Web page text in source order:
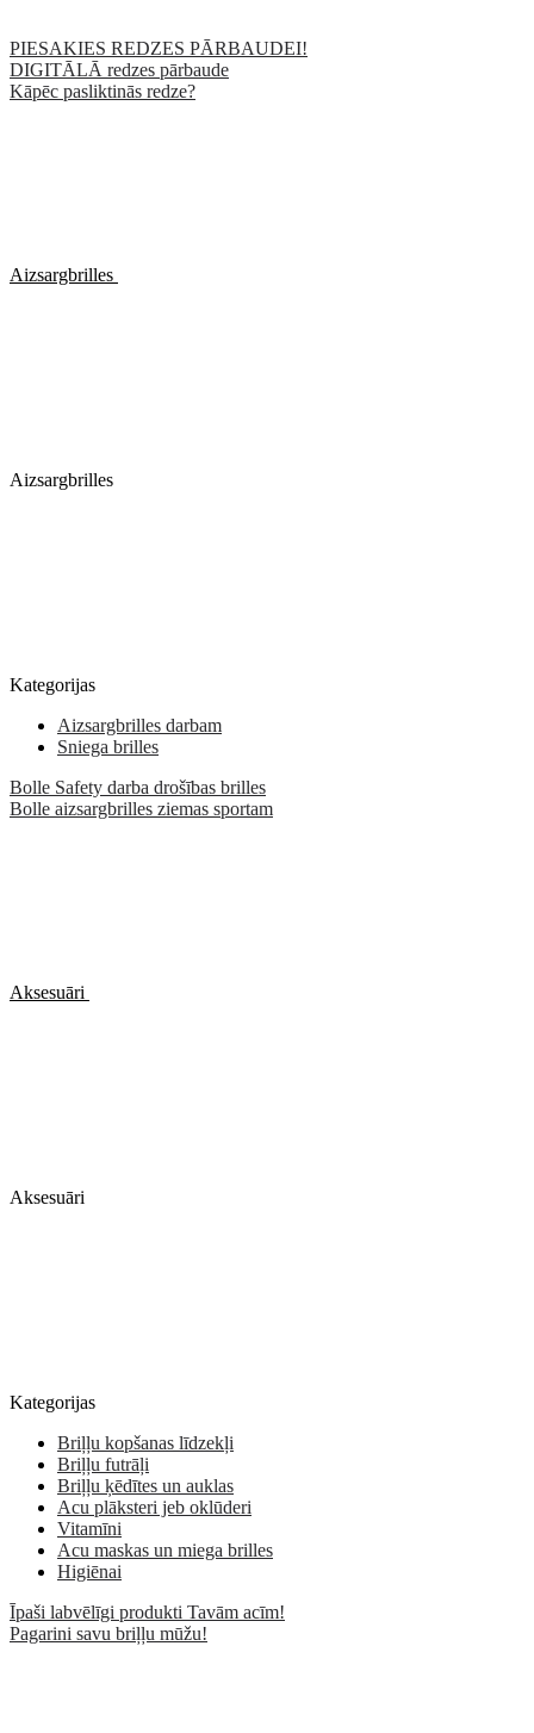
PIESAKIES REDZES PĀRBAUDEI!
DIGITĀLĀ redzes pārbaude
Kāpēc pasliktinās redze?
Aizsargbrilles
Aizsargbrilles
Kategorijas
Aizsargbrilles darbam
Sniega brilles
Bolle Safety darba drošības brilles
Bolle aizsargbrilles ziemas sportam
Aksesuāri
Aksesuāri
Kategorijas
Briļļu kopšanas līdzekļi
Briļļu futrāļi
Briļļu ķēdītes un auklas
Acu plāksteri jeb oklūderi
Vitamīni
Acu maskas un miega brilles
Higiēnai
Īpaši labvēlīgi produkti Tavām acīm!
Pagarini savu briļļu mūžu!